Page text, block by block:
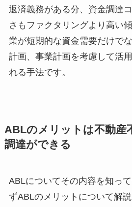
返済義務がある分、資金調達
さもファクタリングより高い
業が短期的な資金需要だけで
計画、事業計画を考慮して活
れる手法です。
ABLのメリットは不動産
調達ができる
ABLについてその内容を知っ
ずABLのメリットについて解